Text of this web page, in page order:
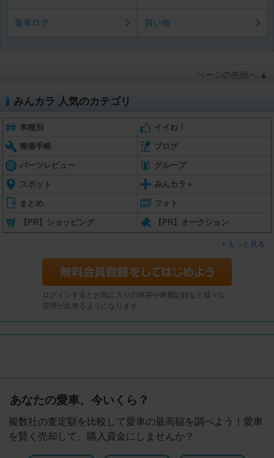
愛車ログ 買い物
ページの先頭へ ▲
みんカラ 人気のカテゴリ
車種別 イイね！
整備手帳 ブログ
パーツレビュー グループ
スポット みんカラ＋
まとめ フォト
【PR】ショッピング 【PR】オークション
もっと見る
ログインするとお気に入りの保存や燃費記録など様々な
管理が出来るようになります
あなたの愛車、今いくら？
複数社の査定額を比較して愛車の最高額を調べよう！愛車
を賢く売却して、購入資金にしませんか？